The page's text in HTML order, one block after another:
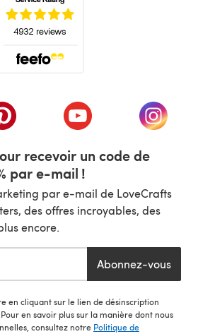
nouvel onglet)
(s'ouvre dans un nouvel onglet)
(s'ouvre dans un(s'ouvre
recevoir un code de
par e-mail !
par e-mail de LoveCrafts
des offres incroyables, des
encore.
Abonnez-vous
en cliquant sur le lien de désinscription
en savoir plus sur la manière dont nous
consultez notre Politique de